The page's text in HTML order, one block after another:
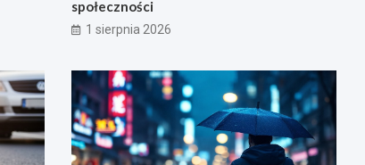
społeczności
1 sierpnia 2026